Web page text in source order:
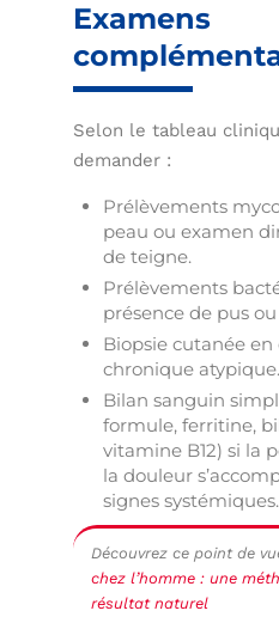
Examens
Selon le tableau
demander :
Prélèvements
peau ou examen
de teigne.
Prélèvements
présence de pus
Biopsie cutanée en
chronique atypique.
Bilan sanguin
formule, ferritine,
vitamine B12) si la
la douleur
signes systémiques.
Découvrez ce point de
chez l’homme : une
résultat naturel